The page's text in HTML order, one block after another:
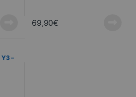
69,90€
–